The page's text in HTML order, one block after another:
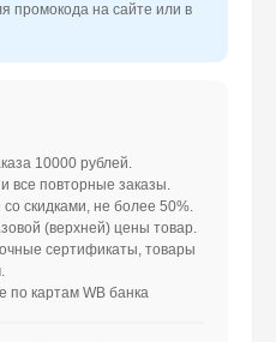
промокода на сайте или в
10000 рублей.
все повторные заказы.
скидками, не более 50%.
(верхней) цены товар.
сертификаты, товары
по картам WB банка